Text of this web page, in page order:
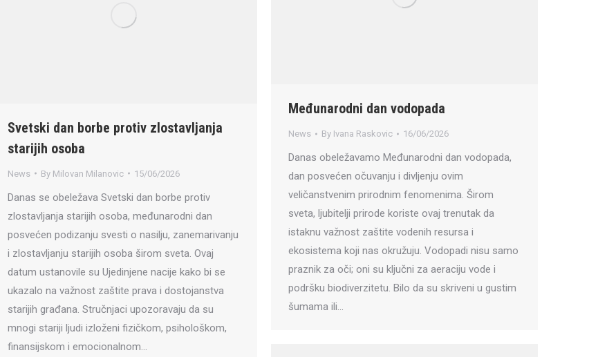
Međunarodni dan vodopada
News By Ivana Raskovic 16/06/2026
Danas obeležavamo Međunarodni dan vodopada,
dan posvećen očuvanju i divljenju ovim
veličanstvenim prirodnim fenomenima. Širom
sveta, ljubitelji prirode koriste ovaj trenutak da
istaknu važnost zaštite vodenih resursa i
ekosistema koji nas okružuju. Vodopadi nisu samo
praznik za oči; oni su ključni za aeraciju vode i
podršku biodiverzitetu. Bilo da su skriveni u gustim
šumama ili…
Svetski dan borbe protiv zlostavljanja
starijih osoba
News By Milovan Milanovic 15/06/2026
Danas se obeležava Svetski dan borbe protiv
zlostavljanja starijih osoba, međunarodni dan
posvećen podizanju svesti o nasilju, zanemarivanju
i zlostavljanju starijih osoba širom sveta. Ovaj
datum ustanovile su Ujedinjene nacije kako bi se
ukazalo na važnost zaštite prava i dostojanstva
starijih građana. Stručnjaci upozoravaju da su
mnogi stariji ljudi izloženi fizičkom, psihološkom,
finansijskom i emocionalnom…